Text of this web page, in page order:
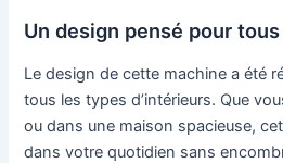
Un design pensé pour
Le design de cette machine a été
tous les types d’intérieurs. Que
ou dans une maison spacieuse,
dans votre quotidien sans